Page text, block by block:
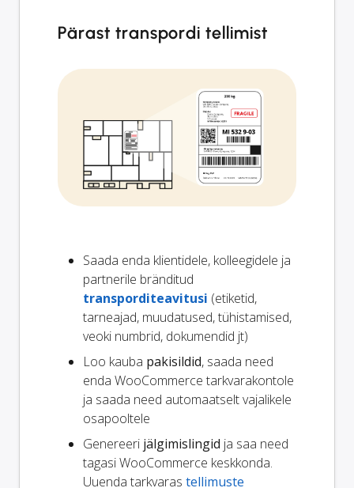
Pärast transpordi tellimist
Saada enda klientidele, kolleegidele ja
partnerile bränditud
transporditeavitusi (etiketid,
tarneajad, muudatused, tühistamised,
veoki numbrid, dokumendid jt)
Loo kauba pakisildid, saada need
enda WooCommerce tarkvarakontole
ja saada need automaatselt vajalikele
osapooltele
Genereeri jälgimislingid ja saa need
tagasi WooCommerce keskkonda.
Uuenda tarkvaras tellimuste